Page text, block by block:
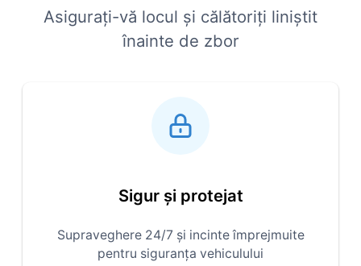
Asigurați-vă locul și călătoriți liniștit
înainte de zbor
Sigur și protejat
Supraveghere 24/7 și incinte împrejmuite
pentru siguranța vehiculului